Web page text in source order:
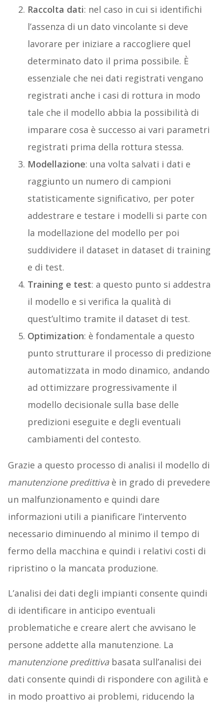
Raccolta dati: nel caso in cui si identifichi
l’assenza di un dato vincolante si deve
lavorare per iniziare a raccogliere quel
determinato dato il prima possibile. È
essenziale che nei dati registrati vengano
registrati anche i casi di rottura in modo
tale che il modello abbia la possibilità di
imparare cosa è successo ai vari parametri
registrati prima della rottura stessa.
Modellazione: una volta salvati i dati e
raggiunto un numero di campioni
statisticamente significativo, per poter
addestrare e testare i modelli si parte con
la modellazione del modello per poi
suddividere il dataset in dataset di training
e di test.
Training e test: a questo punto si addestra
il modello e si verifica la qualità di
quest’ultimo tramite il dataset di test.
Optimization: è fondamentale a questo
punto strutturare il processo di predizione
automatizzata in modo dinamico, andando
ad ottimizzare progressivamente il
modello decisionale sulla base delle
predizioni eseguite e degli eventuali
cambiamenti del contesto.
Grazie a questo processo di analisi il modello di
manutenzione predittivaè in grado di prevedere
un malfunzionamento e quindi dare
informazioni utili a pianificare l’intervento
necessario diminuendo al minimo il tempo di
fermo della macchina e quindi i relativi costi di
ripristino o la mancata produzione.
L’analisi dei dati degli impianti consente quindi
di identificare in anticipo eventuali
problematiche e creare alert che avvisano le
persone addette alla manutenzione. La
manutenzione predittivabasata sull’analisi dei
dati consente quindi di rispondere con agilità e
in modo proattivo ai problemi, riducendo la